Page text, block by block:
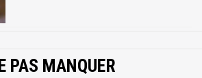
PAS MANQUER